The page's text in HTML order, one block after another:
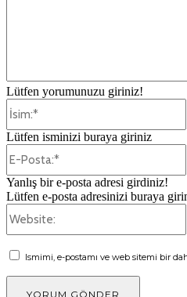
Lütfen yorumunuzu giriniz!
Lütfen isminizi buraya giriniz
Yanlış bir e-posta adresi girdiniz!
Lütfen e-posta adresinizi buraya
Ismimi, e-postamı ve web sitemi bir